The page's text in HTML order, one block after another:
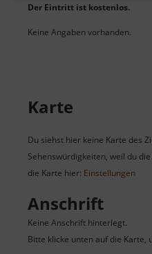
Der Eintritt ist kostenlos.
Keine Angaben vorhanden.
Karte
Du siehst hier keine Karte des
Sehenswürdigkeiten, weil du
die Karte hier: Einstellungen
Anschrift
Keine Anschrift hinterlegt.
Bitte klicke unten auf die Karte,